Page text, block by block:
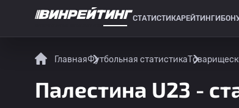
СТАТИСТИКАРЕЙТИНГИ
ГлавнаяФутбольная статистика
Палестина U23 -